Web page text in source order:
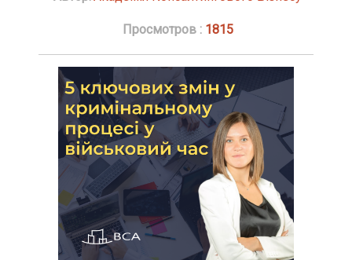
Просмотров : 1815